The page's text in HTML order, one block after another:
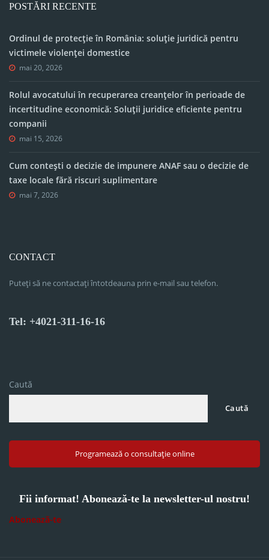
POSTĂRI RECENTE
Ordinul de protecție în România: soluție juridică pentru
victimele violenței domestice
mai 20, 2026
Rolul avocatului în recuperarea creanțelor în perioade de
incertitudine economică: Soluții juridice eficiente pentru
companii
mai 15, 2026
Cum contești o decizie de impunere ANAF sau o decizie de
taxe locale fără riscuri suplimentare
mai 7, 2026
CONTACT
Puteți să ne contactați întotdeauna prin e-mail sau telefon.
Tel: +4021-311-16-16
Caută
Caută
Programează o consultație online
Fii informat! Abonează-te la newsletter-ul nostru!
Abonează-te